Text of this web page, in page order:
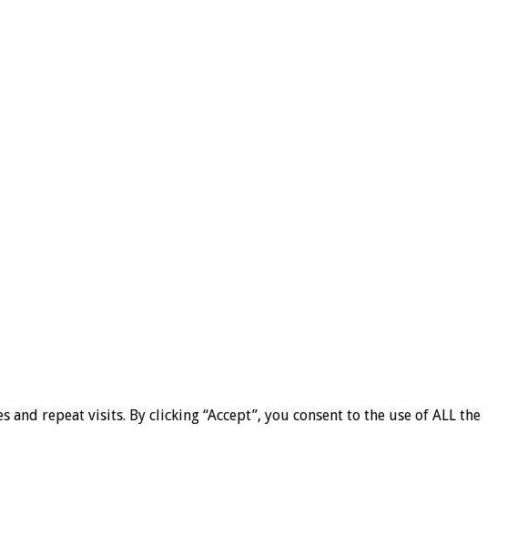
repeat visits. By clicking “Accept”, you consent to the use of ALL the